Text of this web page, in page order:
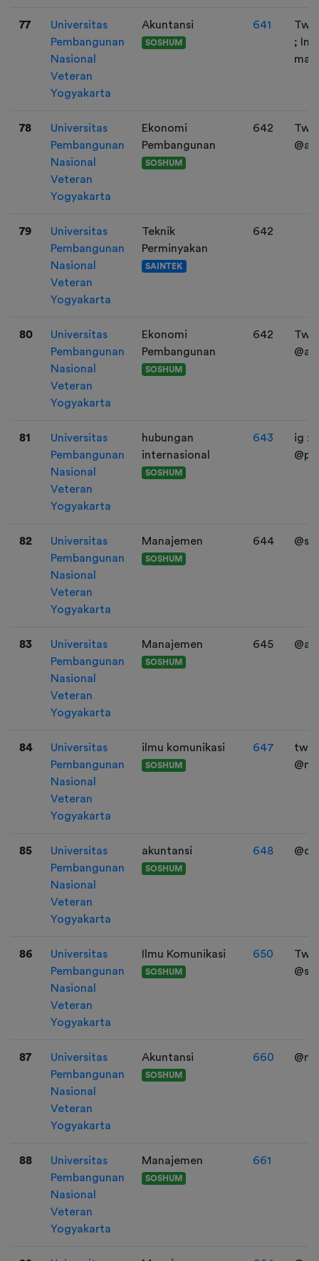
77
Universitas
Pembangunan
Nasional
Veteran
Yogyakarta
Akuntansi
SOSHUM
641
;
78
Universitas
Pembangunan
Nasional
Veteran
Yogyakarta
Ekonomi
Pembangunan
SOSHUM
642
79
Universitas
Pembangunan
Nasional
Veteran
Yogyakarta
Teknik
Perminyakan
SAINTEK
642
80
Universitas
Pembangunan
Nasional
Veteran
Yogyakarta
Ekonomi
Pembangunan
SOSHUM
642
81
Universitas
Pembangunan
Nasional
Veteran
Yogyakarta
hubungan
internasional
SOSHUM
643
ig :
82
Universitas
Pembangunan
Nasional
Veteran
Yogyakarta
Manajemen
SOSHUM
644
83
Universitas
Pembangunan
Nasional
Veteran
Yogyakarta
Manajemen
SOSHUM
645
84
Universitas
Pembangunan
Nasional
Veteran
Yogyakarta
ilmu komunikasi
SOSHUM
647
85
Universitas
Pembangunan
Nasional
Veteran
Yogyakarta
akuntansi
SOSHUM
648
86
Universitas
Pembangunan
Nasional
Veteran
Yogyakarta
Ilmu Komunikasi
SOSHUM
650
87
Universitas
Pembangunan
Nasional
Veteran
Yogyakarta
Akuntansi
SOSHUM
660
88
Universitas
Pembangunan
Nasional
Veteran
Yogyakarta
Manajemen
SOSHUM
661